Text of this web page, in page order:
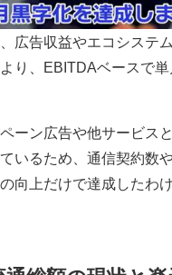
広告収益やエコシステ
り、EBITDAベースで単
ーン広告や他サービス
いるため、通信契約数
向上だけで達成したわ